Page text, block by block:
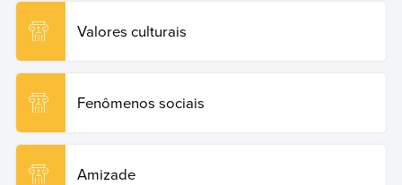
Valores culturais
Fenômenos sociais
Amizade